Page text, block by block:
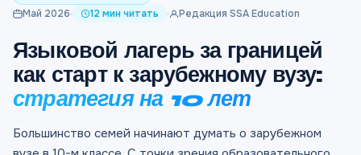
Май 2026 12 мин читать Редакция SSA Education
Языковой лагерь за границей
как старт к зарубежному вузу:
стратегия на 10 лет
Большинство семей начинают думать о зарубежном